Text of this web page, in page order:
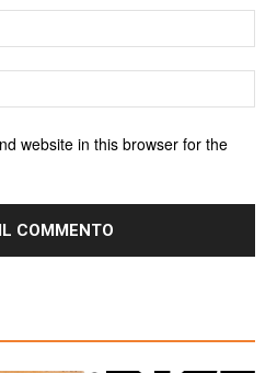
website in this browser for the